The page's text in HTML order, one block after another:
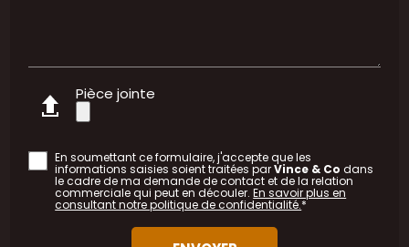
Pièce jointe
En soumettant ce formulaire, j'accepte que les
informations saisies soient traitées parVince & Co dans
le cadre de ma demande de contact et de la relation
commerciale qui peut en découler.En savoir plus en
consultant notre politique de confidentialité.*